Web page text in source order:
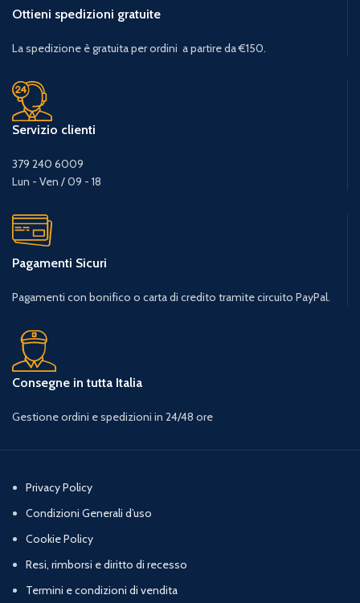
Ottieni spedizioni gratuite
La spedizione è gratuita per ordini a partire da €150.
Servizio clienti
379 240 6009
Lun - Ven / 09 - 18
Pagamenti Sicuri
Pagamenti con bonifico o carta di credito tramite circuito PayPal.
Consegne in tutta Italia
Gestione ordini e spedizioni in 24/48 ore
Privacy Policy
Condizioni Generali d’uso
Cookie Policy
Resi, rimborsi e diritto di recesso
Termini e condizioni di vendita